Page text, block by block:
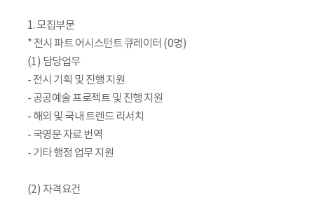
1. 모집부문
* 전시 파트 어시스턴트 큐레이터 (0명)
(1) 담당업무
- 전시 기획 및 진행 지원
- 공공예술 프로젝트 및 진행 지원
- 해외 및 국내 트렌드 리서치
- 국영문 자료 번역
- 기타 행정 업무 지원
(2) 자격요건